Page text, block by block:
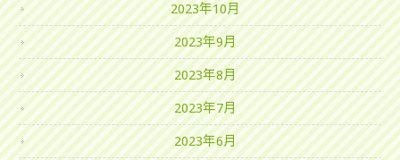
2023年10月
2023年9月
2023年8月
2023年7月
2023年6月